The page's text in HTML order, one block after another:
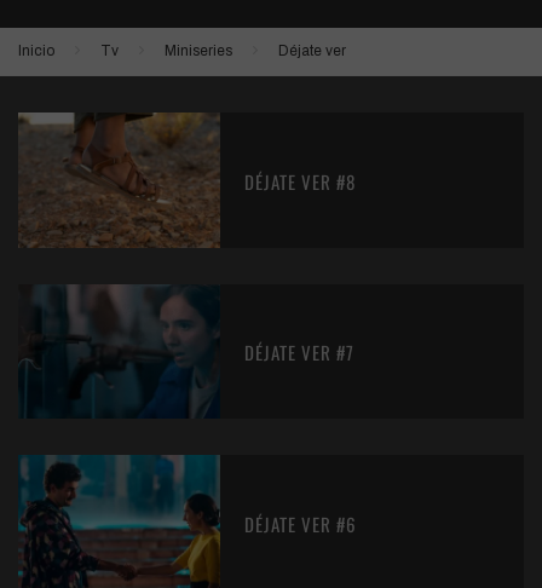
Inicio Tv Miniseries Déjate ver
DÉJATE VER #8
DÉJATE VER #7
DÉJATE VER #6